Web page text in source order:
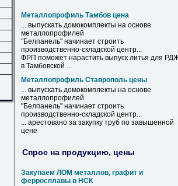
Металлопрофиль Тамбов цена
... выпускать домокомплекты на основе
металлопрофилей
"Белпанель" начинает строить
производственно-складской центр...
ФРП поможет нарастить выпуск литья для
в Тамбовской ...
Металлопрофиль Ставрополь цены
... выпускать домокомплекты на основе
металлопрофилей
"Белпанель" начинает строить
производственно-складской центр...
... арестовано за закупку труб по завышенной
цене
Спрос на продукцию, цены
Закупаем ЛОМ металлов, графит и
ферросплавы в НСК